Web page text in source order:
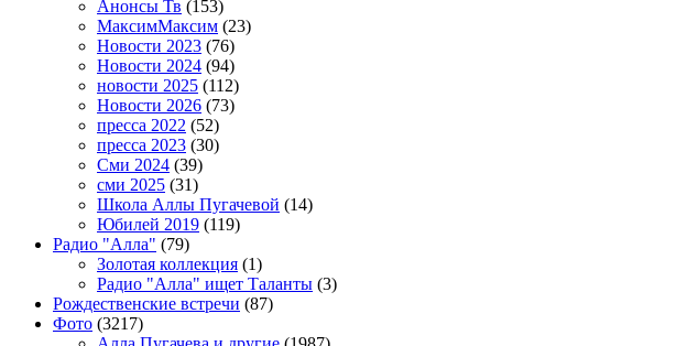
Анонсы Тв (153)
МаксимМаксим (23)
Новости 2023 (76)
Новости 2024 (94)
новости 2025 (112)
Новости 2026 (73)
пресса 2022 (52)
пресса 2023 (30)
Сми 2024 (39)
сми 2025 (31)
Школа Аллы Пугачевой (14)
Юбилей 2019 (119)
Радио "Алла" (79)
Золотая коллекция (1)
Радио "Алла" ищет Таланты (3)
Рождественские встречи (87)
Фото (3217)